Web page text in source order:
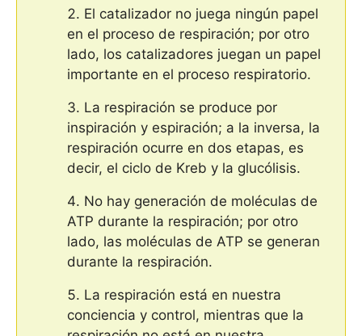
El catalizador no juega ningún papel
en el proceso de respiración; por otro
lado, los catalizadores juegan un papel
importante en el proceso respiratorio.
La respiración se produce por
inspiración y espiración; a la inversa, la
respiración ocurre en dos etapas, es
decir, el ciclo de Kreb y la glucólisis.
No hay generación de moléculas de
ATP durante la respiración; por otro
lado, las moléculas de ATP se generan
durante la respiración.
La respiración está en nuestra
conciencia y control, mientras que la